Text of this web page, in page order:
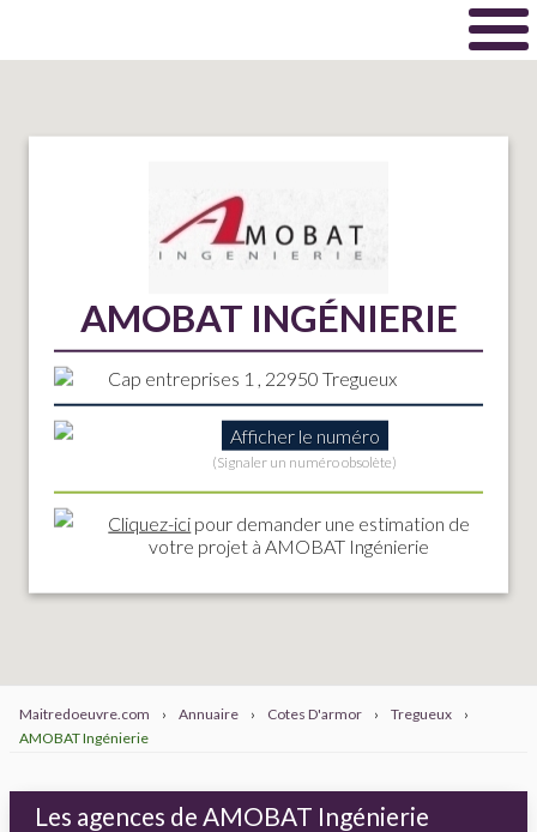
AMOBAT INGÉNIERIE
Cap entreprises 1 , 22950 Tregueux
Afficher le numéro
(Signaler un numéro obsolète)
Cliquez-ici pour demander une estimation de
votre projet à AMOBAT Ingénierie
Maitredoeuvre.com › Annuaire › Cotes D'armor › Tregueux
›
AMOBAT Ingénierie
Les agences de AMOBAT Ingénierie